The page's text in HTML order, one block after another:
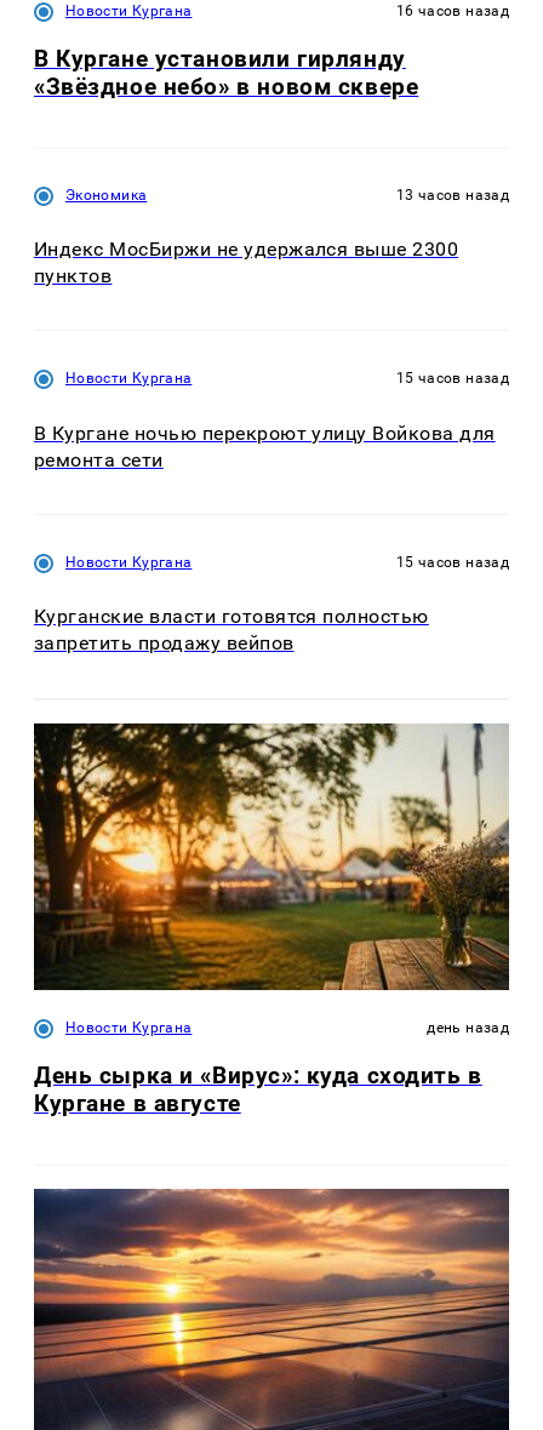
Новости Кургана 16 часов назад
В Кургане установили гирлянду
«Звёздное небо» в новом сквере
Экономика 13 часов назад
Индекс МосБиржи не удержался выше 2300
пунктов
Новости Кургана 15 часов назад
В Кургане ночью перекроют улицу Войкова для
ремонта сети
Новости Кургана 15 часов назад
Курганские власти готовятся полностью
запретить продажу вейпов
Новости Кургана день назад
День сырка и «Вирус»: куда сходить в
Кургане в августе